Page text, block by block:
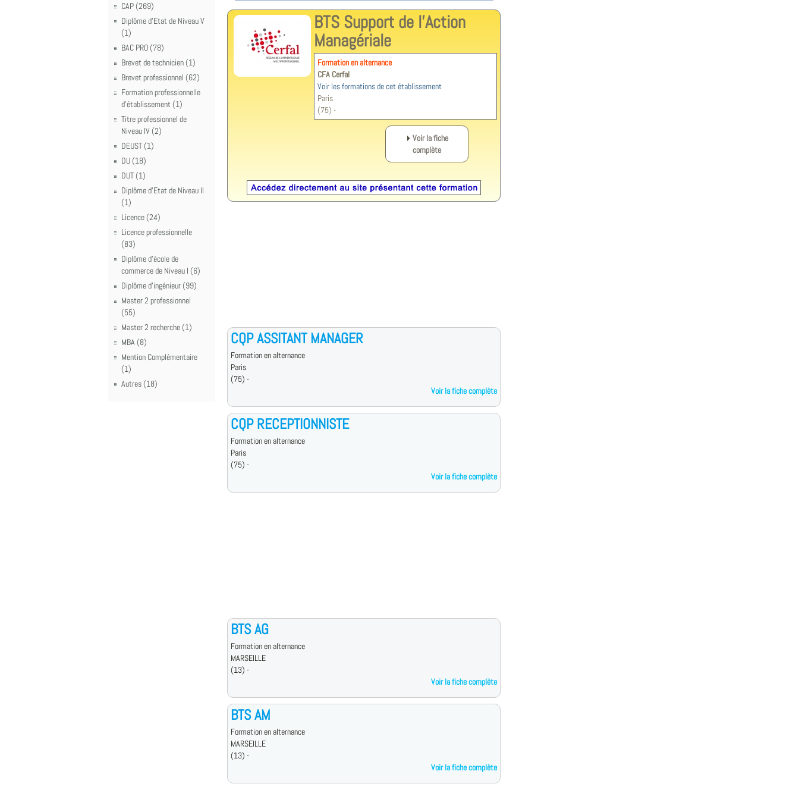
CAP (269)
Diplôme d'Etat de Niveau V
(1)
BAC PRO (78)
Brevet de technicien (1)
Brevet professionnel (62)
Formation professionnelle
d'établissement (1)
Titre professionnel de
Niveau IV (2)
DEUST (1)
DU (18)
DUT (1)
Diplôme d'Etat de Niveau II
(1)
Licence (24)
Licence professionnelle
(83)
Diplôme d'école de
commerce de Niveau I (6)
Diplôme d'ingénieur (99)
Master 2 professionnel
(55)
Master 2 recherche (1)
MBA (8)
Mention Complémentaire
(1)
Autres (18)
BTS Support de l'Action
Managériale
Formation en alternance
CFA Cerfal
Voir les formations de cet établissement
Paris
(75) -
Voir la fiche
complète
CQP ASSITANT MANAGER
Formation en alternance
Paris
(75) -
Voir la fiche complète
CQP RECEPTIONNISTE
Formation en alternance
Paris
(75) -
Voir la fiche complète
BTS AG
Formation en alternance
MARSEILLE
(13) -
Voir la fiche complète
BTS AM
Formation en alternance
MARSEILLE
(13) -
Voir la fiche complète